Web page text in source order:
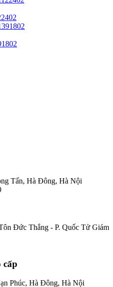
Tấn, Hà Đông, Hà Nội
Đức Thắng - P. Quốc Tử Giám
cấp
Phúc, Hà Đông, Hà Nội